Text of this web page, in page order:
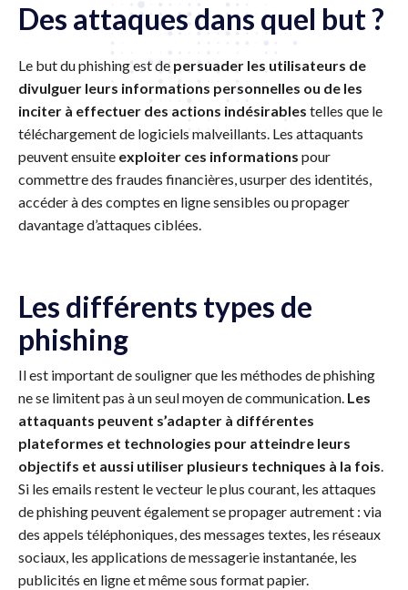
Des attaques dans quel but ?
Le but du phishing est de persuader les utilisateurs de
divulguer leurs informations personnelles ou de les
inciter à effectuer des actions indésirables telles que le
téléchargement de logiciels malveillants. Les attaquants
peuvent ensuite exploiter ces informations pour
commettre des fraudes financières, usurper des identités,
accéder à des comptes en ligne sensibles ou propager
davantage d’attaques ciblées.
Les différents types de
phishing
Il est important de souligner que les méthodes de phishing
ne se limitent pas à un seul moyen de communication. Les
attaquants peuvent s’adapter à différentes
plateformes et technologies pour atteindre leurs
objectifs et aussi utiliser plusieurs techniques à la fois.
Si les emails restent le vecteur le plus courant, les attaques
de phishing peuvent également se propager autrement : via
des appels téléphoniques, des messages textes, les réseaux
sociaux, les applications de messagerie instantanée, les
publicités en ligne et même sous format papier.